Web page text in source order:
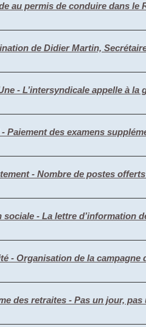
au permis de conduire dans le
de Didier Martin,
- L’intersyndicale appelle à
Paiement des examens
- Nombre de postes
- La lettre d’information
- Organisation de la campagne
des retraites - Pas un jour,